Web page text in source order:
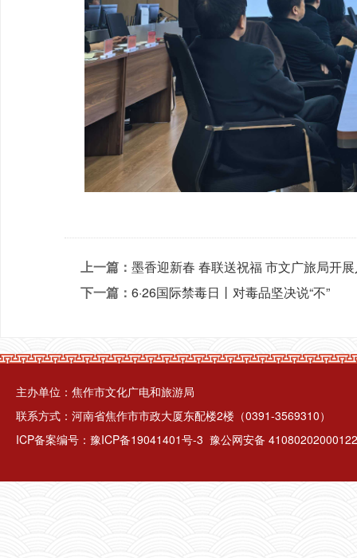
上一篇： 墨香迎新春 春联送祝福 市文广旅局开
下一篇： 6·26国际禁毒日丨对毒品坚决说“不”
主办单位：焦作市文化广电和旅游局
联系方式：河南省焦作市市政大厦东配楼2楼（0391-3569310）
ICP备案编号： 豫ICP备19041401号-3 豫公网安备